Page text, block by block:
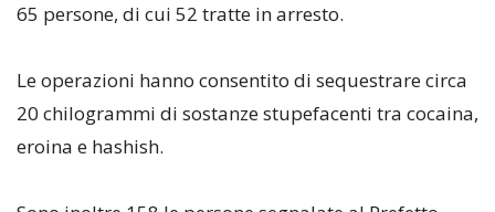
65 persone, di cui 52 tratte in arresto.
Le operazioni hanno consentito di sequestrare circa
20 chilogrammi di sostanze stupefacenti tra cocaina,
eroina e hashish.